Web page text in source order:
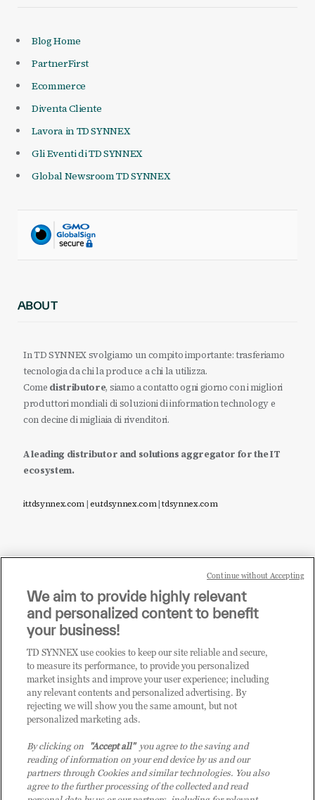
Blog Home
PartnerFirst
Ecommerce
Diventa Cliente
Lavora in TD SYNNEX
Gli Eventi di TD SYNNEX
Global Newsroom TD SYNNEX
ABOUT
In TD SYNNEX svolgiamo un compito importante: trasferiamo
tecnologia da chi la produce a chi la utilizza.
Come distributore, siamo a contatto ogni giorno con i migliori
produttori mondiali di soluzioni di information technology e
con decine di migliaia di rivenditori.
A leading distributor and solutions aggregator for the IT
ecosystem.
it.tdsynnex.com|eu.tdsynnex.com|tdsynnex.com
Sei un rivenditore di tecnologia e desideri acquistare
i prodotti o le soluzioni trattate sul blog?
CLICCA QUI E DIVENTA
CLIENTE TD SYNNEX
We aim to provide highly relevant
and personalized content to benefit
your business!
TD SYNNEX use cookies to keep our site reliable and secure,
to measure its performance, to provide you personalized
market insights and improve your user experience; including
any relevant contents and personalized advertising. By
rejecting we will show you the same amount, but not
personalized marketing ads.
By clicking on "Accept all"you agree to the saving and
reading of information on your end device by us and our
partners through Cookies and similar technologies. You also
agree to the further processing of the collected and read
Continue without Accepting